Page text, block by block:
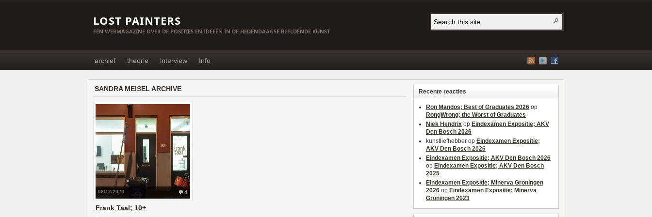
LOST PAINTERS
EEN WEBMAGAZINE OVER DE POSITIES EN IDEEËN IN DE HEDENDAAGSE BEELDENDE KUNST
archief theorie interview Info
SANDRA MEISEL ARCHIVE
4
08/12/2020
Frank Taal; 10+
Recente reacties
Ron Mandos; Best of Graduates 2026 op
RongWrong; the Worst of Graduates
Niek Hendrix op Eindexamen Expositie; AKV
Den Bosch 2026
kunstliefhebber op Eindexamen Expositie;
AKV Den Bosch 2026
Eindexamen Expositie; AKV Den Bosch 2026
op Eindexamen Expositie; AKV Den Bosch
2025
Eindexamen Expositie; Minerva Groningen
2026 op Eindexamen Expositie; Minerva
Groningen 2023